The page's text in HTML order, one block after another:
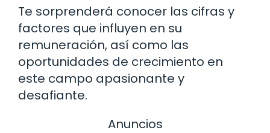
Te sorprenderá conocer las cifras y
factores que influyen en su
remuneración, así como las
oportunidades de crecimiento en
este campo apasionante y
desafiante.
Anuncios